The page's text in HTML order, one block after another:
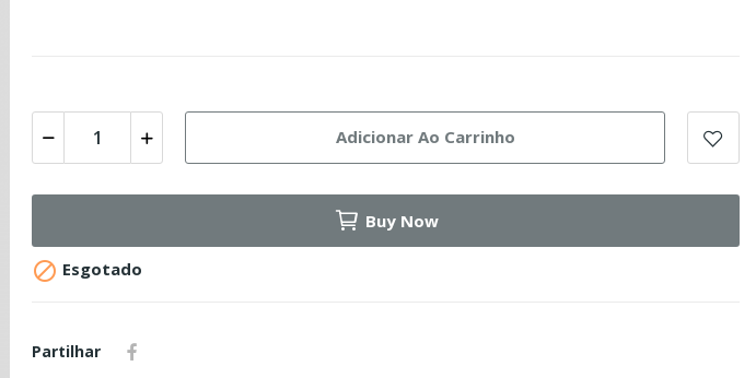
Adicionar Ao Carrinho
Buy Now
 Esgotado
Partilhar